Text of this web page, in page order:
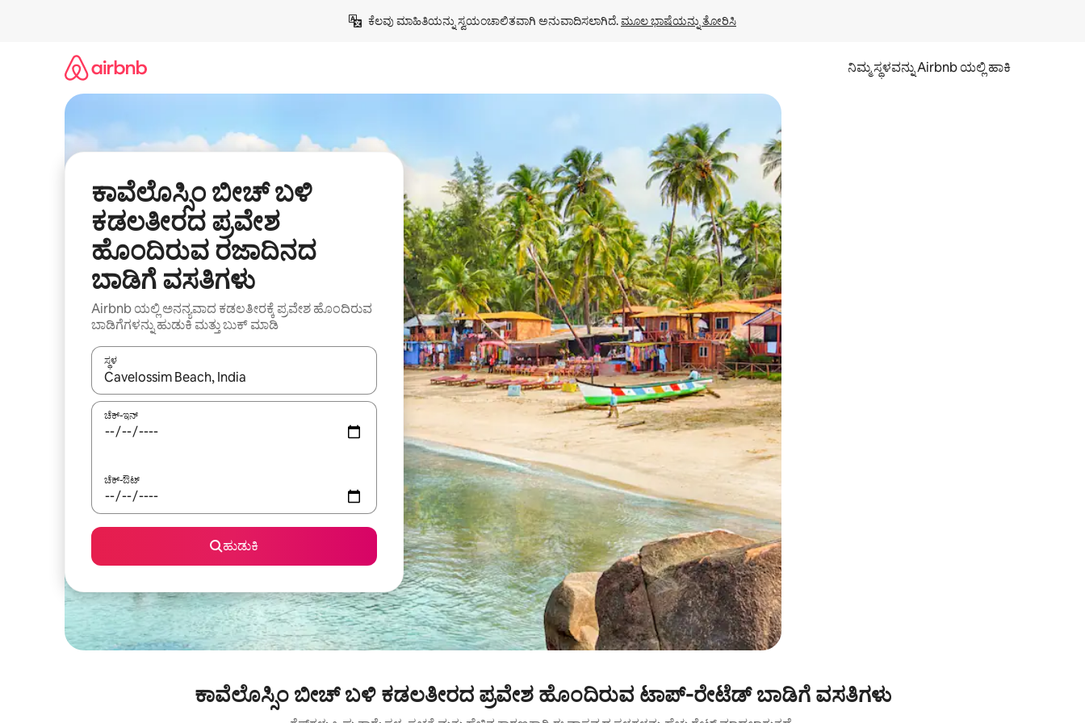
ಕೆಲವು ಮಾಹಿತಿಯನ್ನು ಸ್ವಯಂಚಾಲಿತವಾಗಿ ಅನುವಾದಿಸಲಾಗಿದೆ. ಮೂಲ ಭಾಷೆಯನ್ನು ತೋರಿಸಿ
ನಿಮ್ಮ ಸ್ಥಳವನ್ನು Airbnb ಯಲ್ಲಿ ಹಾಕಿ
ಕಾವೆಲೊಸ್ಸಿಂ ಬೀಚ್ ಬಳಿ
ಕಡಲತೀರದ ಪ್ರವೇಶ
ಹೊಂದಿರುವ ರಜಾದಿನದ
ಬಾಡಿಗೆ ವಸತಿಗಳು
Airbnb ಯಲ್ಲಿ ಅನನ್ಯವಾದ ಕಡಲತೀರಕ್ಕೆ ಪ್ರವೇಶ ಹೊಂದಿರುವ
ಬಾಡಿಗೆಗಳನ್ನು ಹುಡುಕಿ ಮತ್ತು ಬುಕ್ ಮಾಡಿ
ಸ್ಥಳ
ಫಲಿತಾಂಶಗಳು ಲಭ್ಯವಿರುವಾಗ, ಅಪ್ ಮತ್ತು ಡೌನ್ ಬಾಣದ ಕೀಲಿಗಳೊಂದಿಗೆ ನ್ಯಾವಿಗೇಟ್ ಮಾಡಿ ಅಥವಾ ಸ್ಪರ್ಶ ಅಥವಾ ಸ್ವೈಪ್ ಗೆಸ್ಚರ್‌ಗಳ ಮೂಲಕ ಅನ್ವೇಷಿಸಿ.
ಚೆಕ್-ಇನ್
ಚೆಕ್-ಔಟ್
ಹುಡುಕಿ
ಕಾವೆಲೊಸ್ಸಿಂ ಬೀಚ್ ಬಳಿ ಕಡಲತೀರದ ಪ್ರವೇಶ ಹೊಂದಿರುವ ಟಾಪ್-ರೇಟೆಡ್ ಬಾಡಿಗೆ ವಸತಿಗಳು